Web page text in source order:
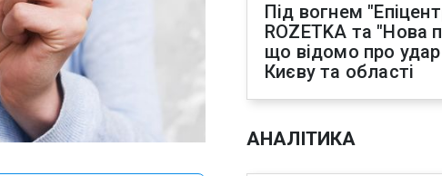
Під вогнем
ROZETKA та "Нова
що відомо про
Києву та області
АНАЛІТИКА